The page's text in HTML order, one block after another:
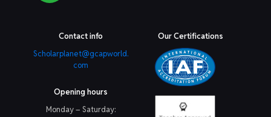
Contact info
Scholarplanet@gcapworld.
com
Opening hours
Monday – Saturday:
Our Certifications